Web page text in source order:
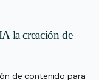
la creación de
de contenido para